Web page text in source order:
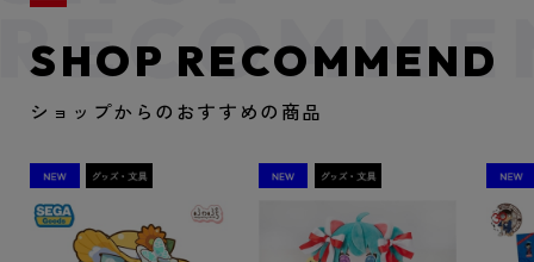
SHOP RECOMMEND
ショップからのおすすめの商品